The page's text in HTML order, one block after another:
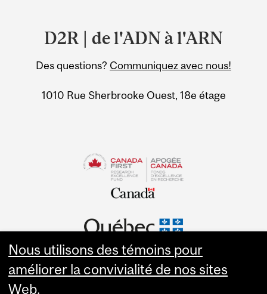
University
Information
D2R | de l'ADN à l'ARN
Des questions? Communiquez avec nous!
1010 Rue Sherbrooke Ouest, 18e étage
Nous utilisons des témoins pour
améliorer la convivialité de nos sites
Web.